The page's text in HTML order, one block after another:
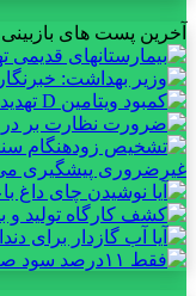
آخرین پست های